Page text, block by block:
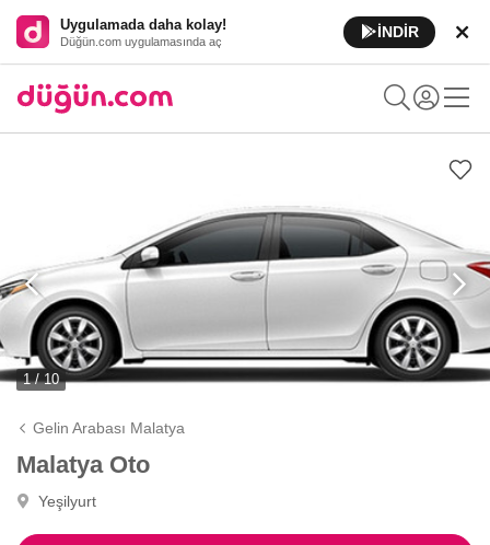
Uygulamada daha kolay!
Düğün.com uygulamasında aç
İNDİR
1 / 10
Gelin Arabası Malatya
Malatya Oto
Yeşilyurt